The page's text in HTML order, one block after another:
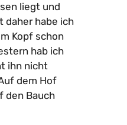
liegt und
daher habe ich
Kopf schon
hab ich
ihn nicht
dem Hof
den Bauch